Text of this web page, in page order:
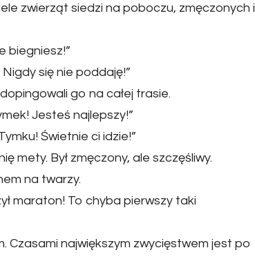
zwierząt siedzi na poboczu, zmęczonych i
biegniesz!”
się nie poddaję!”
go na całej trasie.
Jesteś najlepszy!”
Świetnie ci idzie!”
mety. Był zmęczony, ale szczęśliwy.
na twarzy.
maraton! To chyba pierwszy taki
Czasami największym zwycięstwem jest po